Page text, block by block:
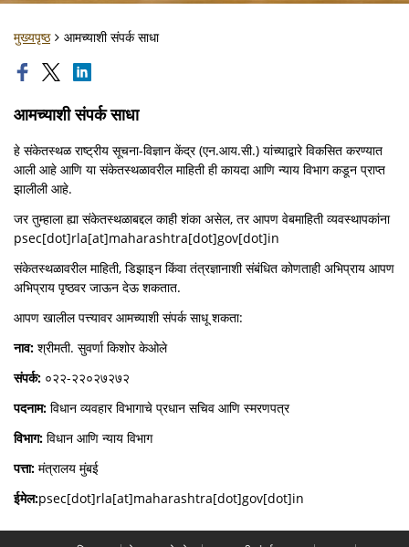
मुख्यपृष्ठ आमच्याशी संपर्क साधा
आमच्याशी संपर्क साधा
हे संकेतस्थळ राष्ट्रीय सूचना-विज्ञान केंद्र (एन.आय.सी.) यांच्याद्वारे विकसित करण्यात
आली आहे आणि या संकेतस्थळावरील माहिती ही कायदा आणि न्याय विभाग कडून प्राप्त
झालीली आहे.
जर तुम्हाला ह्या संकेतस्थळाबद्दल काही शंका असेल, तर आपण वेबमाहिती व्यवस्थापकांना
psec[dot]rla[at]maharashtra[dot]gov[dot]in
संकेतस्थळावरील माहिती, डिझाइन किंवा तंत्रज्ञानाशी संबंधित कोणताही अभिप्राय आपण
अभिप्राय पृष्ठवर जाऊन देऊ शकतात.
आपण खालील पत्त्यावर आमच्याशी संपर्क साधू शकता:
नाव: श्रीमती. सुवर्णा किशोर केओले
संपर्क: ०२२-२२०२७२७२
पदनाम: विधान व्यवहार विभागाचे प्रधान सचिव आणि स्मरणपत्र
विभाग: विधान आणि न्याय विभाग
पत्ता: मंत्रालय मुंबई
ईमेल:psec[dot]rla[at]maharashtra[dot]gov[dot]in